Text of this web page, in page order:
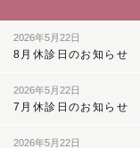
2026年5月22日
8月休診日のお知らせ
2026年5月22日
7月休診日のお知らせ
2026年5月22日